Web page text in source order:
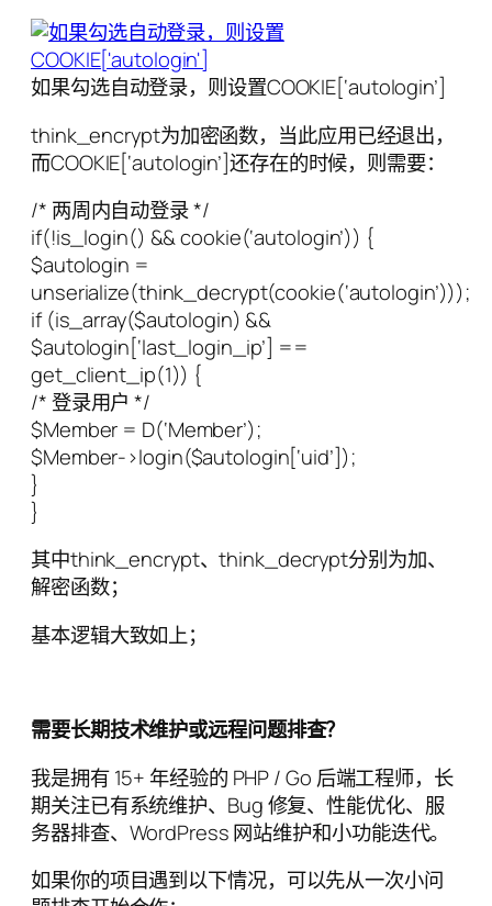
如果勾选自动登录，则设置COOKIE[‘autologin’]
think_encrypt为加密函数，当此应用已经退出，
而COOKIE[‘autologin’]还存在的时候，则需要：
/* 两周内自动登录 */
if(!is_login() && cookie(‘autologin’)) {
$autologin =
unserialize(think_decrypt(cookie(‘autologin’)));
if (is_array($autologin) &&
$autologin[‘last_login_ip’] ==
get_client_ip(1)) {
/* 登录用户 */
$Member = D(‘Member’);
$Member->login($autologin[‘uid’]);
}
}
其中think_encrypt、think_decrypt分别为加、
解密函数；
基本逻辑大致如上；
需要长期技术维护或远程问题排查？
我是拥有 15+ 年经验的 PHP / Go 后端工程师，长
期关注已有系统维护、Bug 修复、性能优化、服
务器排查、WordPress 网站维护和小功能迭代。
如果你的项目遇到以下情况，可以先从一次小问